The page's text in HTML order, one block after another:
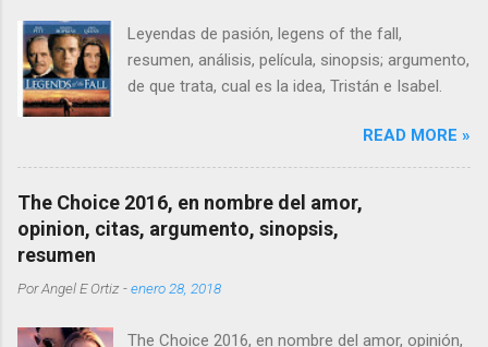
Leyendas de pasión, legens of the fall,
resumen, análisis, película, sinopsis; argumento,
de que trata, cual es la idea, Tristán e Isabel.
READ MORE »
The Choice 2016, en nombre del amor,
opinion, citas, argumento, sinopsis,
resumen
PorAngel E Ortiz -enero 28, 2018
The Choice 2016, en nombre del amor, opinión,